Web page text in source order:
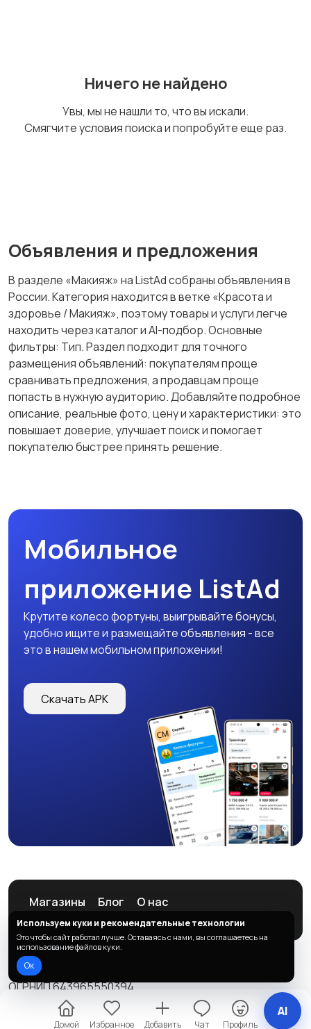
гигиены
Ничего не найдено
Увы, мы не нашли то, что вы искали.
Смягчите условия поиска и попробуйте еще раз.
Объявления и предложения
В разделе «Макияж» на ListAd собраны объявления в
России. Категория находится в ветке «Красота и
здоровье / Макияж», поэтому товары и услуги легче
находить через каталог и AI-подбор. Основные
фильтры: Тип. Раздел подходит для точного
размещения объявлений: покупателям проще
сравнивать предложения, а продавцам проще
попасть в нужную аудиторию. Добавляйте подробное
описание, реальные фото, цену и характеристики: это
повышает доверие, улучшает поиск и помогает
покупателю быстрее принять решение.
Мобильное
приложение ListAd
Крутите колесо фортуны, выигрывайте бонусы,
удобно ищите и размещайте объявления - все
это в нашем мобильном приложении!
Скачать APK
Магазины Блог
О нас
Служба поддержки
© 2026 ListAd
ОГРНИП 643965550394
Правила сервиса
Политика конфиденциальности
Домой Избранное Добавить Чат Профиль
Используем куки и рекомендательные технологии
Это чтобы сайт работал лучше. Оставаясь с нами, вы соглашаетесь на
использование файлов куки.
Ок
AI